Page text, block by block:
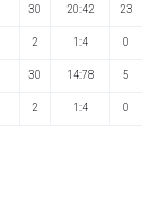
30 20:42 23
2 1:4 0
30 14:78 5
2 1:4 0